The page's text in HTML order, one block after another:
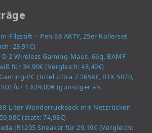
Filzstift – Pen 68 ARTY, 25er Rollerset
23,91€)
2 Wireless Gaming-Maus, 66g, BAMF
für 34,90€ (Vergleich: 48,40€)
PC (Intel Ultra 7 265KF, RTX 5070,
für 1.639,00€ (günstiger als
Liter Wanderrucksack mit Netzrücken
(statt: 74,98€)
JR1205 Sneaker für 29,19€ (Vergleich: